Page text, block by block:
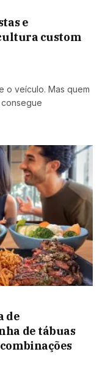
e
custom
o veículo. Mas quem
de
de tábuas